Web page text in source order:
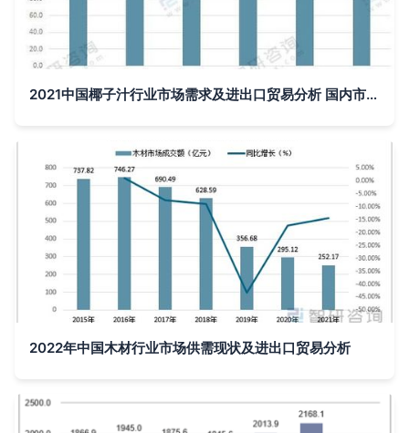
2021中国椰子汁行业市场需求及进出口贸易分析 国内市场缺口凸显，互联网信息服务赋能发展
2022年中国木材行业市场供需现状及进出口贸易分析